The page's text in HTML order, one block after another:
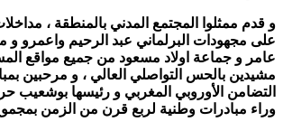
و قدم ممثلوا المجتمع المدني بالمنطقة ،
على مجهودات البرلماني عبد الرحيم واعمرو و
عامر و جماعة اولاد مسعود من جميع مواقع
مشيدين بالحس التواصلي العالي ، و مرحبين
التضامن الأوروبي المغربي و رئيسها بوشعيب
وراء مبادرات وطنية لربع قرن من الزمن